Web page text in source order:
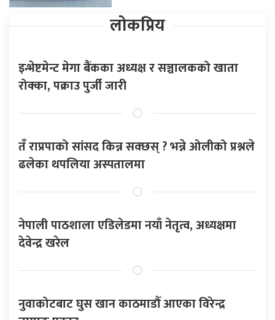
लोकप्रिय
इन्भेष्टमेन्ट मेगा बैंकका अध्यक्ष र सञ्चालकको खाता
रोक्का, पक्राउ पुर्जी जारी
तँ राप्रपाको सांसद किन्न सक्छस् ? भन्ने ओलीको प्रश्नले
ढलेका थपलिया अस्पतालमा
नेपाली पाठशाला एडिलेडमा नयाँ नेतृत्व, अध्यक्षमा
देवेन्द्र खरेल
नुवाकोटबाट घुस खान काठमाडौँ आएका विरेन्द्र